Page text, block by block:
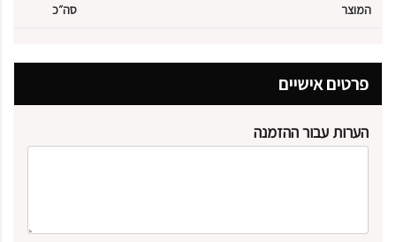
המוצר סה״כ
פרטים אישיים
הערות עבור ההזמנה